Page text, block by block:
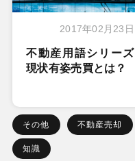
2017年02月23日
不動産用語シリーズ
現状有姿売買とは？
その他 不動産売却
知識